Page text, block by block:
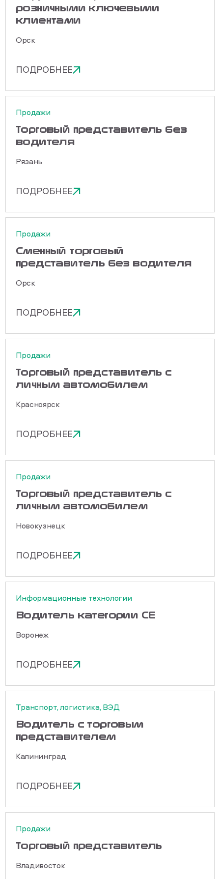
розничными ключевыми
клиентами
Орск
ПОДРОБНЕЕ
Продажи
Торговый представитель без
водителя
Рязань
ПОДРОБНЕЕ
Продажи
Сменный торговый
представитель без водителя
Орск
ПОДРОБНЕЕ
Продажи
Торговый представитель с
личным автомобилем
Красноярск
ПОДРОБНЕЕ
Продажи
Торговый представитель с
личным автомобилем
Новокузнецк
ПОДРОБНЕЕ
Информационные технологии
Водитель категории СЕ
Воронеж
ПОДРОБНЕЕ
Транспорт, логистика, ВЭД
Водитель с торговым
представителем
Калининград
ПОДРОБНЕЕ
Продажи
Торговый представитель
Владивосток